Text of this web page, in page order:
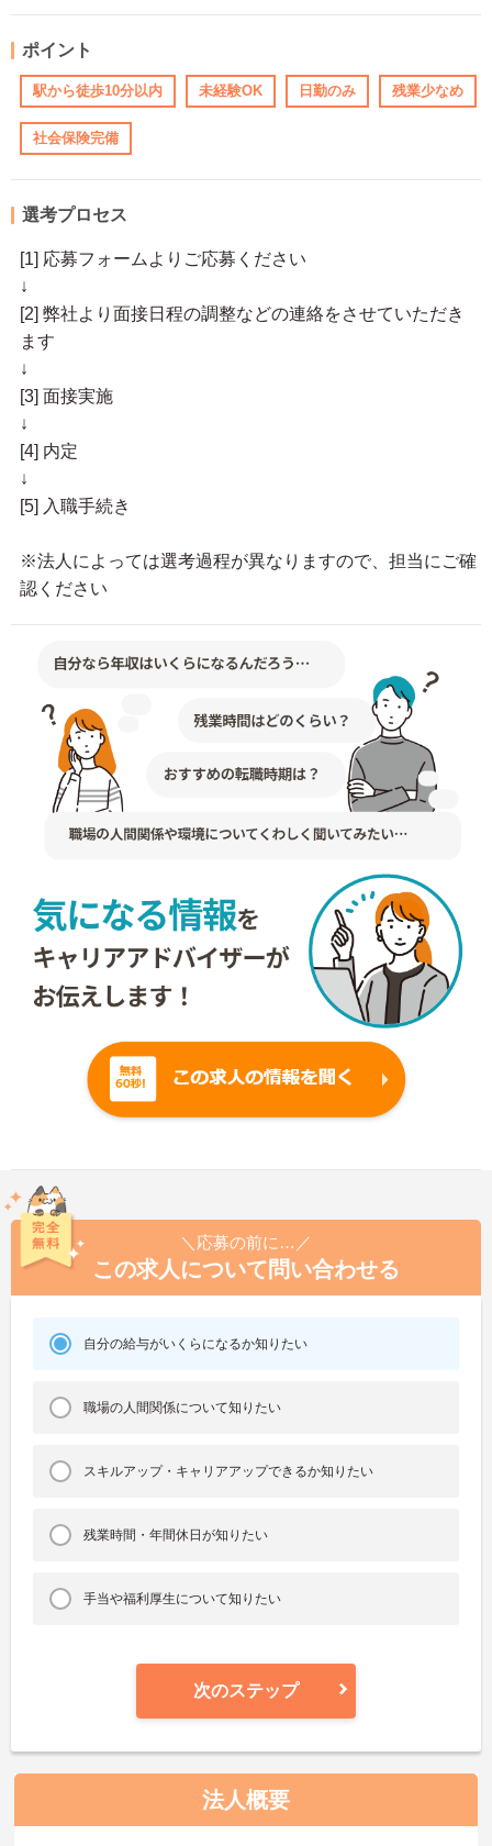
ポイント
駅から徒歩10分以内 未経験OK 日勤のみ 残業少なめ
社会保険完備
選考プロセス
[1] 応募フォームよりご応募ください
↓
[2] 弊社より面接日程の調整などの連絡をさせていただき
ます
↓
[3] 面接実施
↓
[4] 内定
↓
[5] 入職手続き
※法人によっては選考過程が異なりますので、担当にご確
認ください
＼応募の前に…／
この求人について問い合わせる
自分の給与がいくらになるか知りたい
職場の人間関係について知りたい
スキルアップ・キャリアアップできるか知りたい
残業時間・年間休日が知りたい
手当や福利厚生について知りたい
次のステップ
法人概要